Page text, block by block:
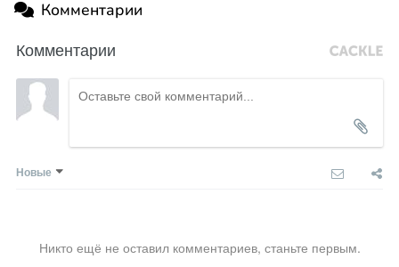
Комментарии
Комментарии
Новые
Никто ещё не оставил комментариев, станьте первым.